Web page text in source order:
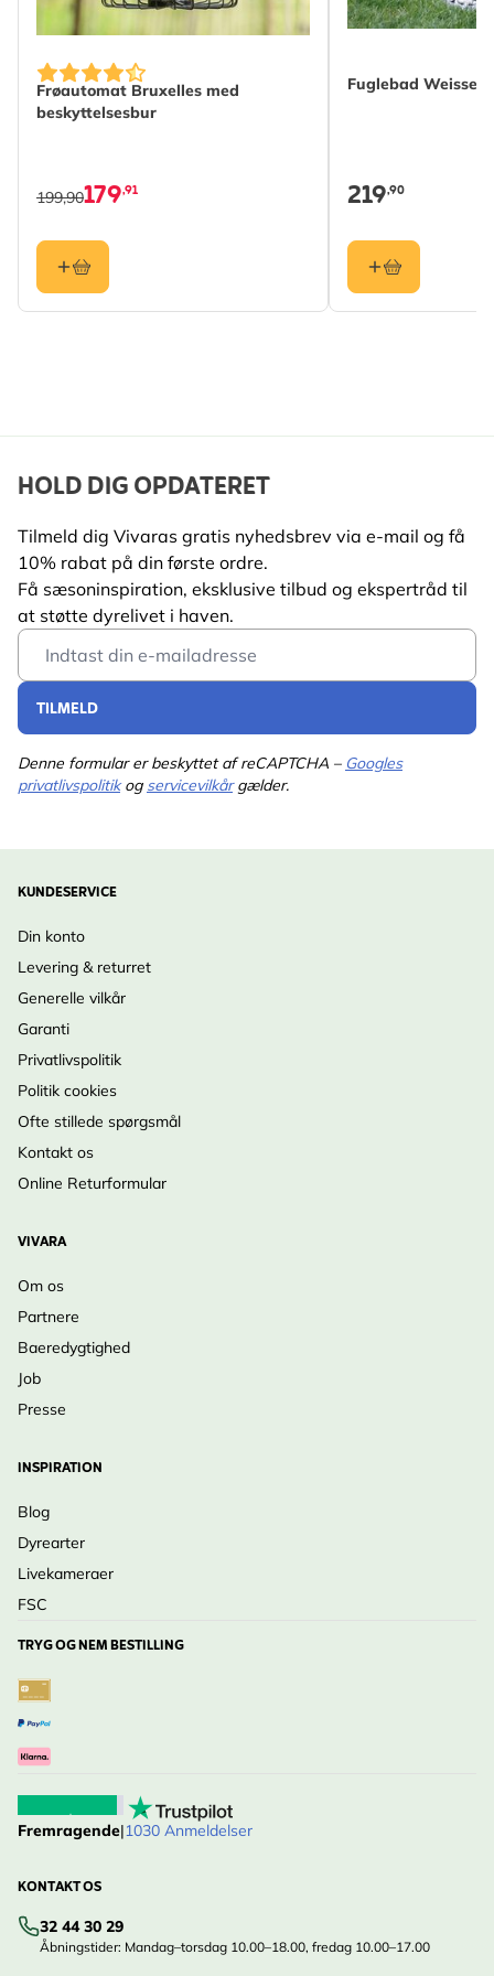
Egnet til
Gråspurv, Solsort, Musvit,
Bogfinke, Grønirisk, Stær,
Materiale Træ (FSC® 100%)
Frøautomat Bruxelles med
beskyttelsesbur
179,91
199,90
Fuglebad
219,90
HOLD DIG OPDATERET
Tilmeld dig Vivaras gratis nyhedsbrev via e-mail og få
10% rabat på din første ordre.
Få sæsoninspiration, eksklusive tilbud og ekspertråd til
at støtte dyrelivet i haven.
Email Address
TILMELD
Denne formular er beskyttet af reCAPTCHA – Googles
privatlivspolitikog servicevilkårgælder.
KUNDESERVICE
Din konto
Levering & returret
Generelle vilkår
Garanti
Privatlivspolitik
Politik cookies
Ofte stillede spørgsmål
Kontakt os
Online Returformular
VIVARA
Om os
Partnere
Baeredygtighed
Job
Presse
INSPIRATION
Blog
Dyrearter
Livekameraer
FSC
TRYG OG NEM BESTILLING
Fremragende|1030 Anmeldelser
KONTAKT OS
32 44 30 29
Åbningstider: Mandag–torsdag 10.00–18.00, fredag 10.00–17.00